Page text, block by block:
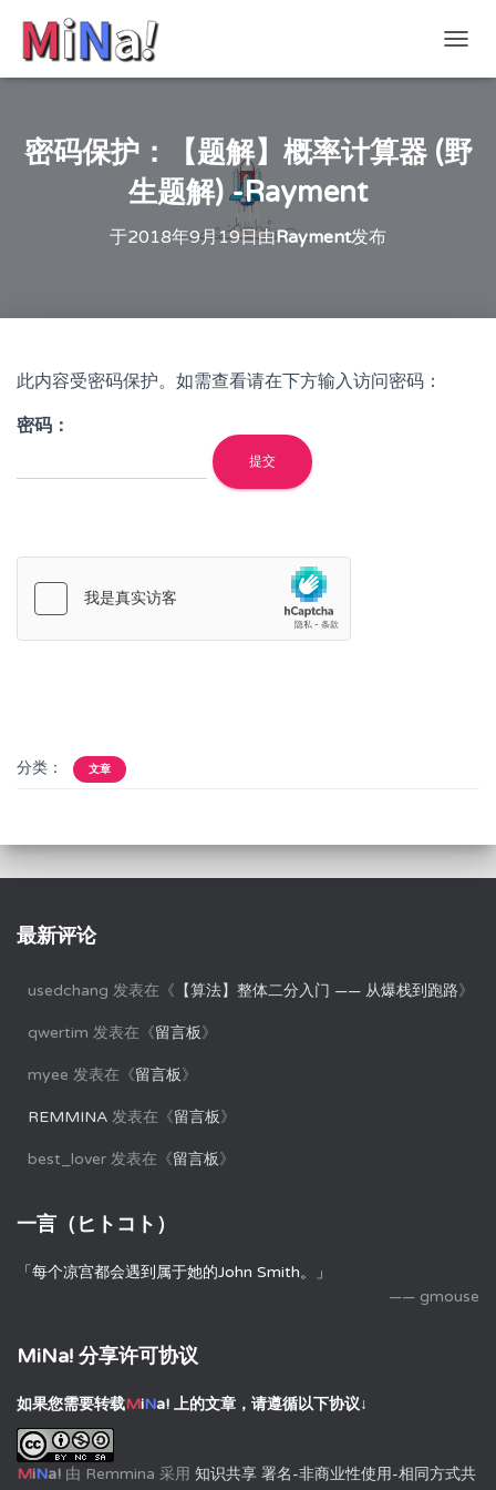
换
密码保护：【题解】概率计算器 (野
生题解) -Rayment
于2018年9月19日由Rayment发布
此内容受密码保护。如需查看请在下方输入访问密码：
密码：
分类： 文章
最新评论
usedchang 发表在《 【算法】整体二分入门 —— 从爆栈到跑路》
qwertim 发表在《留言板》
myee 发表在《留言板》
REMMINA 发表在《留言板》
best_lover 发表在《留言板》
一言（ヒトコト）
「每个凉宫都会遇到属于她的John Smith。」
—— gmouse
MiNa! 分享许可协议
如果您需要转载MiNa! 上的文章，请遵循以下协议↓
MiNa! 由 Remmina 采用 知识共享 署名-非商业性使用-相同方式共